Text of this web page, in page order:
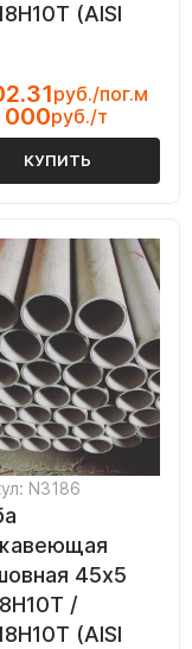
(AISI
руб./пог.м
000руб./т
КУПИТЬ
N3186
45х5
/
(AISI